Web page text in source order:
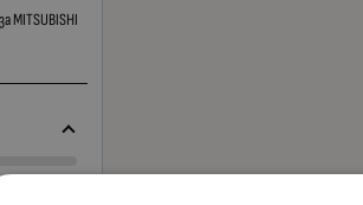
MITSUBISHI